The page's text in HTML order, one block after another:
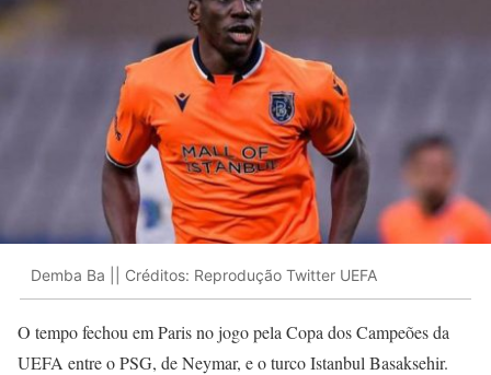
Demba Ba || Créditos: Reprodução Twitter UEFA
O tempo fechou em Paris no jogo pela Copa dos Campeões da
UEFA entre o PSG, de Neymar, e o turco Istanbul Basaksehir.